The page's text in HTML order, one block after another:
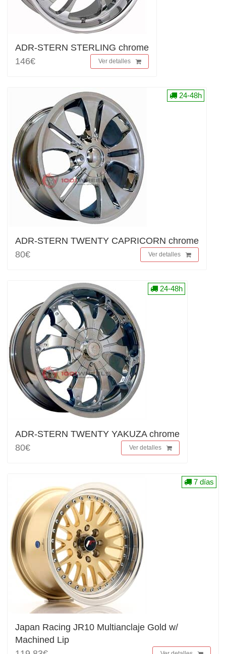
ADR-STERN STERLING chrome
146€
Ver detalles
ADR-STERN TWENTY CAPRICORN chrome
80€
Ver detalles
24-48h
ADR-STERN TWENTY YAKUZA chrome
80€
Ver detalles
24-48h
Japan Racing JR10 Multianclaje Gold w/
Machined Lip
7 días